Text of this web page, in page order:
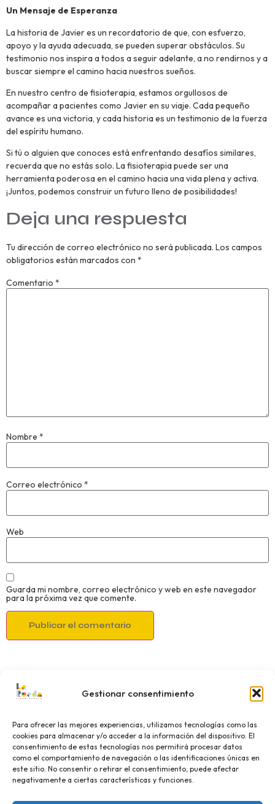
Gestionar consentimiento
Para ofrecer las mejores experiencias, utilizamos tecnologías como las
cookies para almacenar y/o acceder a la información del dispositivo. El
consentimiento de estas tecnologías nos permitirá procesar datos
como el comportamiento de navegación o las identificaciones únicas en
este sitio. No consentir o retirar el consentimiento, puede afectar
negativamente a ciertas características y funciones.
Un Mensaje de Esperanza
La historia de Javier es un recordatorio de que, con esfuerzo,
apoyo y la ayuda adecuada, se pueden superar obstáculos. Su
testimonio nos inspira a todos a seguir adelante, a no rendirnos y a
buscar siempre el camino hacia nuestros sueños.
En nuestro centro de fisioterapia, estamos orgullosos de
acompañar a pacientes como Javier en su viaje. Cada pequeño
avance es una victoria, y cada historia es un testimonio de la fuerza
del espíritu humano.
Si tú o alguien que conoces está enfrentando desafíos similares,
recuerda que no estás solo. La fisioterapia puede ser una
herramienta poderosa en el camino hacia una vida plena y activa.
¡Juntos, podemos construir un futuro lleno de posibilidades!
Deja una respuesta
Tu dirección de correo electrónico no será publicada. Los campos
obligatorios están marcados con *
Comentario *
Nombre *
Correo electrónico *
Web
Guarda mi nombre, correo electrónico y web en este navegador
para la próxima vez que comente.